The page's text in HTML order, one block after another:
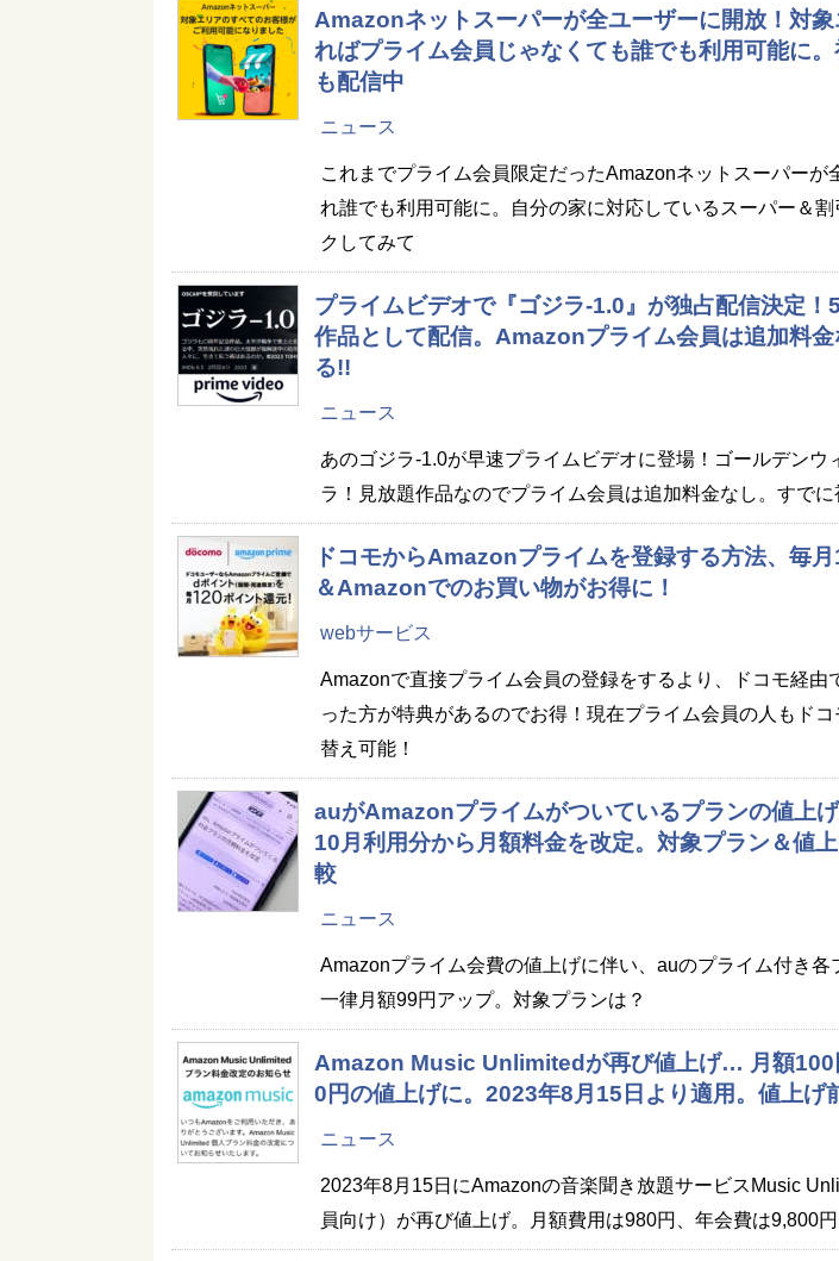
Amazonネットスーパーが全ユーザーに開放！対
ればプライム会員じゃなくても誰でも利用可能に
も配信中
ニュース
これまでプライム会員限定だったAmazonネットスーパーが
れ誰でも利用可能に。自分の家に対応しているスーパー＆
クしてみて
プライムビデオで『ゴジラ-1.0』が独占配信決定！
作品として配信。Amazonプライム会員は追加料金
る!!
ニュース
あのゴジラ-1.0が早速プライムビデオに登場！ゴールデンウ
ラ！見放題作品なのでプライム会員は追加料金なし。すで
ドコモからAmazonプライムを登録する方法、毎
＆Amazonでのお買い物がお得に！
webサービス
Amazonで直接プライム会員の登録をするより、ドコモ経由
った方が特典があるのでお得！現在プライム会員の人もドコ
替え可能！
auがAmazonプライムがついているプランの値上
10月利用分から月額料金を改定。対象プラン＆値
較
ニュース
Amazonプライム会費の値上げに伴い、auのプライム付き各
一律月額99円アップ。対象プランは？
Amazon Music Unlimitedが再び値上げ… 月額100
0円の値上げに。2023年8月15日より適用。値上げ
ニュース
2023年8月15日にAmazonの音楽聞き放題サービスMusic
員向け）が再び値上げ。月額費用は980円、年会費は9,800円